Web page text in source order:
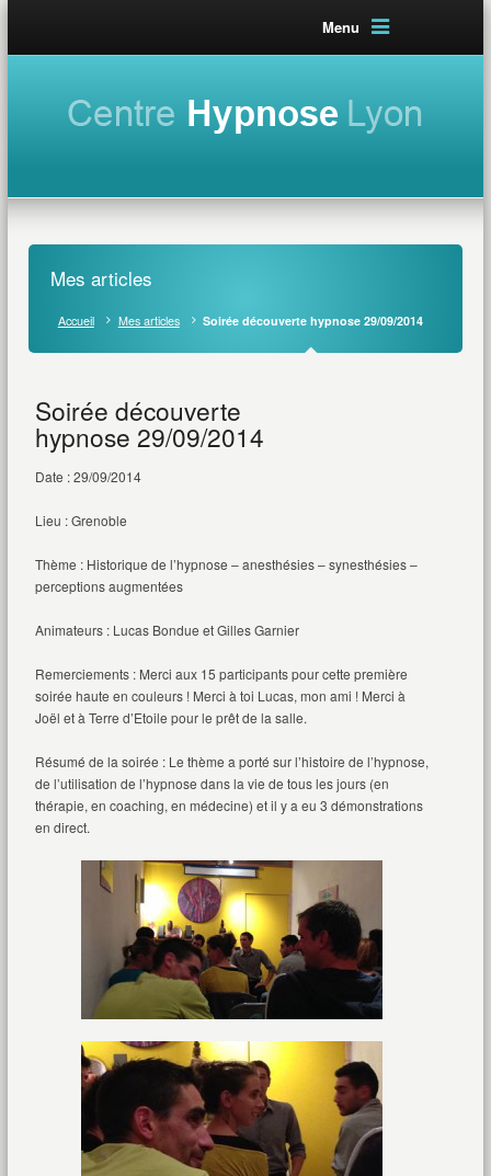
Menu
Mes articles
Accueil Mes articles Soirée découverte hypnose 29/09/2014
Soirée découverte
hypnose 29/09/2014
Date : 29/09/2014
Lieu : Grenoble
Thème : Historique de l’hypnose – anesthésies – synesthésies –
perceptions augmentées
Animateurs : Lucas Bondue et Gilles Garnier
Remerciements : Merci aux 15 participants pour cette première
soirée haute en couleurs ! Merci à toi Lucas, mon ami ! Merci à
Joël et à Terre d’Etoile pour le prêt de la salle.
Résumé de la soirée : Le thème a porté sur l’histoire de l’hypnose,
de l’utilisation de l’hypnose dans la vie de tous les jours (en
thérapie, en coaching, en médecine) et il y a eu 3 démonstrations
en direct.